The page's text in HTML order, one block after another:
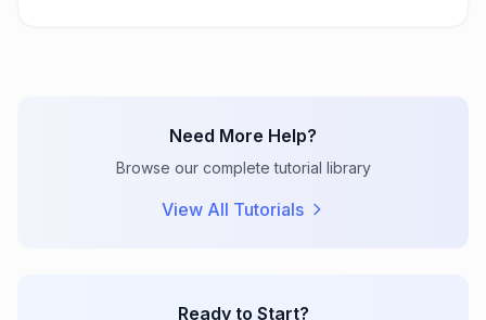
Need More Help?
Browse our complete tutorial library
View All Tutorials
Ready to Start?